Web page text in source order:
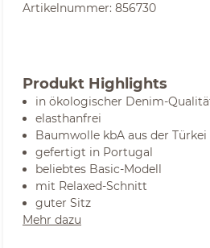
Artikelnummer: 856730
Produkt Highlights
in ökologischer Denim-
elasthanfrei
Baumwolle kbA aus der Türkei
gefertigt in Portugal
beliebtes Basic-Modell
mit Relaxed-Schnitt
guter Sitz
Mehr dazu